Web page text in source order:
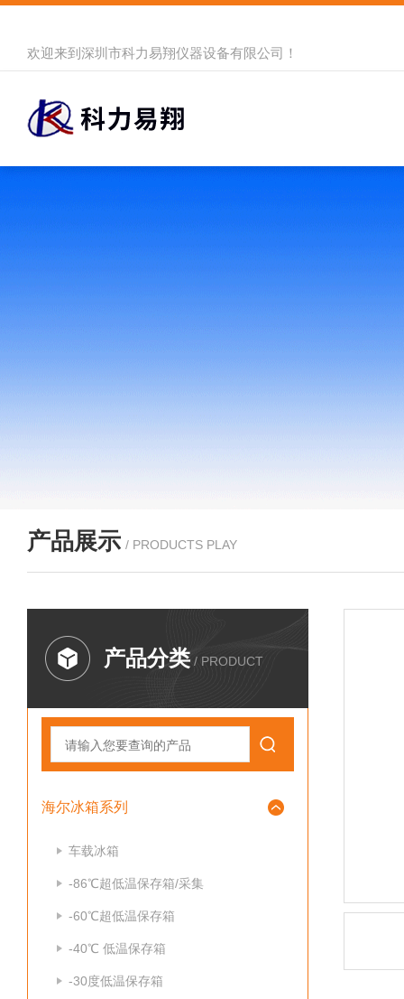
欢迎来到 深圳市科力易翔仪器设备有限公司 ！
产品展示 / PRODUCTS PLAY
产品分类 / PRODUCT
海尔冰箱系列
车载冰箱
-86℃超低温保存箱/采集
-60℃超低温保存箱
-40℃ 低温保存箱
-30度低温保存箱